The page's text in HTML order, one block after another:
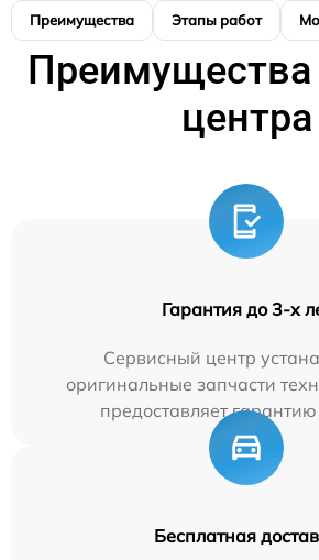
Преимущества Этапы работ
Преимущества
центра
Гарантия до 3-х
Сервисный центр
оригинальные запчасти
предоставляет гарантию
Бесплатная